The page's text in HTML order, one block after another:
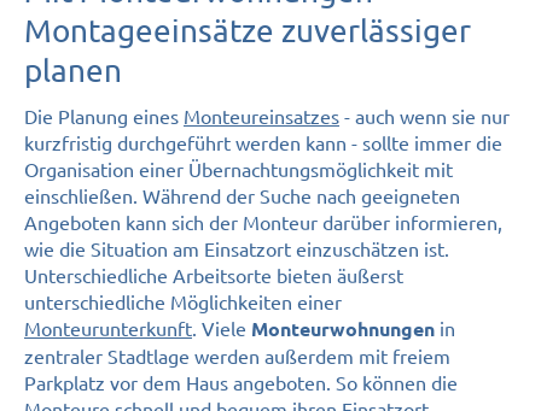
Montageeinsätze zuverlässiger
planen
Die Planung eines Monteureinsatzes - auch wenn sie nur
kurzfristig durchgeführt werden kann - sollte immer die
Organisation einer Übernachtungsmöglichkeit mit
einschließen. Während der Suche nach geeigneten
Angeboten kann sich der Monteur darüber informieren,
wie die Situation am Einsatzort einzuschätzen ist.
Unterschiedliche Arbeitsorte bieten äußerst
unterschiedliche Möglichkeiten einer
Monteurunterkunft . Viele Monteurwohnungen in
zentraler Stadtlage werden außerdem mit freiem
Parkplatz vor dem Haus angeboten. So können die